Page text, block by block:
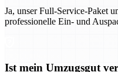
Ja, unser Full-Service-Paket
professionelle Ein- und
Ist mein Umzugsgut